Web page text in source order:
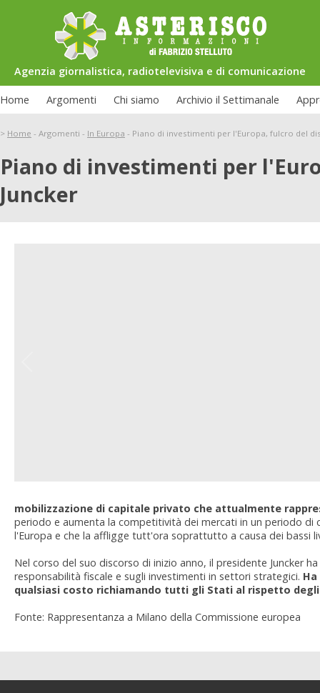
Agenzia giornalistica, radiotelevisiva e di comunicazione
Home Argomenti Chi siamo Archivio il Settimanale
> Home - Argomenti - In Europa - Piano di investimenti per l'Europa, fulcro del
Piano di investimenti per
Juncker
mobilizzazione di capitale privato che attualmente
periodo e aumenta la competitività dei mercati in un periodo
l'Europa e che la affligge tutt'ora soprattutto a causa dei bassi
Nel corso del suo discorso di inizio anno, il presidente Juncker
responsabilità fiscale e sugli investimenti in settori strategici.
qualsiasi costo richiamando tutti gli Stati al rispetto
Fonte: Rappresentanza a Milano della Commissione europea